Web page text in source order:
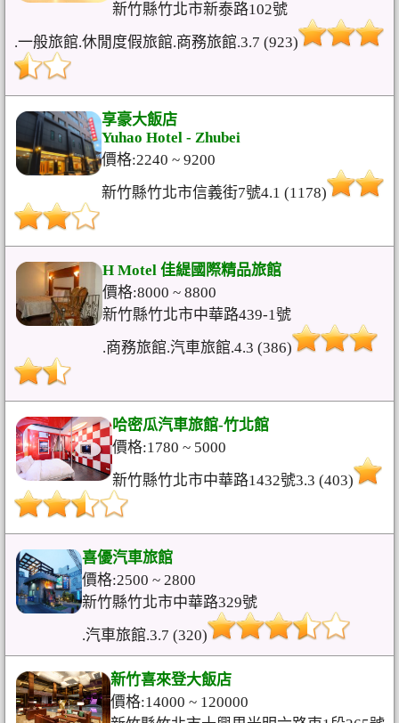
新竹縣竹北市新泰路102號
.一般旅館.休閒度假旅館.商務旅館.3.7 (923)
享豪大飯店
Yuhao Hotel - Zhubei
價格:2240 ~ 9200
新竹縣竹北市信義街7號4.1 (1178)
H Motel 佳緹國際精品旅館
價格:8000 ~ 8800
新竹縣竹北市中華路439-1號
.商務旅館.汽車旅館.4.3 (386)
哈密瓜汽車旅館-竹北館
價格:1780 ~ 5000
新竹縣竹北市中華路1432號3.3 (403)
喜優汽車旅館
價格:2500 ~ 2800
新竹縣竹北市中華路329號
.汽車旅館.3.7 (320)
新竹喜來登大飯店
價格:14000 ~ 120000